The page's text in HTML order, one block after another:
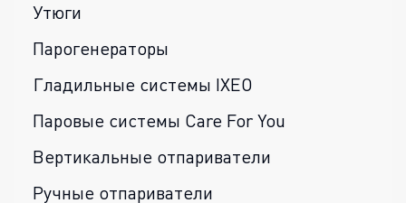
Утюги
Парогенераторы
Гладильные системы IXEO
Паровые системы Care For You
Вертикальные отпариватели
Ручные отпариватели